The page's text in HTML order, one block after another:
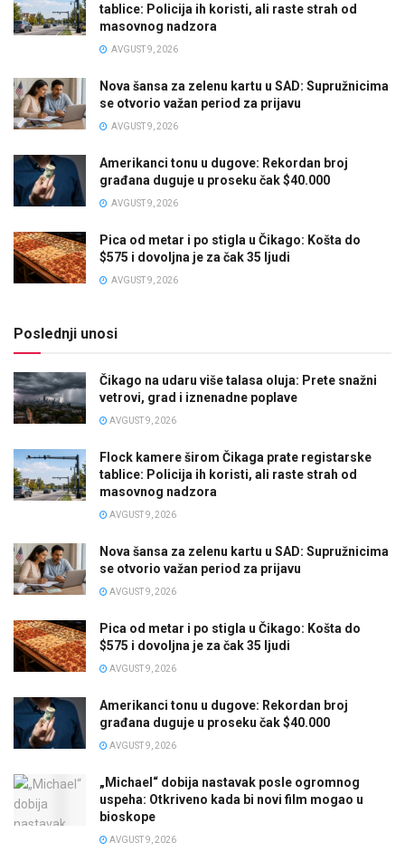
tablice: Policija ih koristi, ali raste strah od
masovnog nadzora
AVGUST 9, 2026
Nova šansa za zelenu kartu u SAD: Supružnicima
se otvorio važan period za prijavu
AVGUST 9, 2026
Amerikanci tonu u dugove: Rekordan broj
građana duguje u proseku čak $40.000
AVGUST 9, 2026
Pica od metar i po stigla u Čikago: Košta do
$575 i dovoljna je za čak 35 ljudi
AVGUST 9, 2026
Poslednji unosi
Čikago na udaru više talasa oluja: Prete snažni
vetrovi, grad i iznenadne poplave
AVGUST 9, 2026
Flock kamere širom Čikaga prate registarske
tablice: Policija ih koristi, ali raste strah od
masovnog nadzora
AVGUST 9, 2026
Nova šansa za zelenu kartu u SAD: Supružnicima
se otvorio važan period za prijavu
AVGUST 9, 2026
Pica od metar i po stigla u Čikago: Košta do
$575 i dovoljna je za čak 35 ljudi
AVGUST 9, 2026
Amerikanci tonu u dugove: Rekordan broj
građana duguje u proseku čak $40.000
AVGUST 9, 2026
„Michael“ dobija nastavak posle ogromnog
uspeha: Otkriveno kada bi novi film mogao u
bioskope
AVGUST 9, 2026